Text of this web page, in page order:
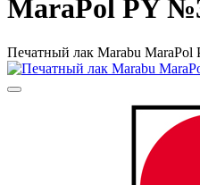
MaraPol PY
Печатный лак Маrabu MaraPol